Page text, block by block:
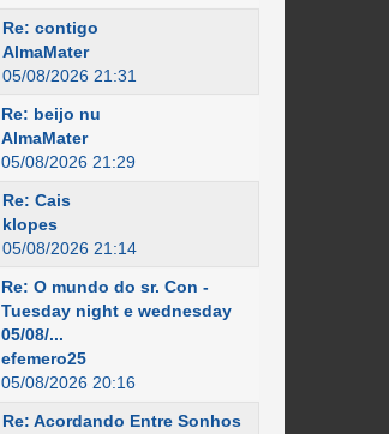
Re: contigo
AlmaMater
05/08/2026 21:31
Re: beijo nu
AlmaMater
05/08/2026 21:29
Re: Cais
klopes
05/08/2026 21:14
Re: O mundo do sr. Con -
Tuesday night e wednesday
05/08/...
efemero25
05/08/2026 20:16
Re: Acordando Entre Sonhos